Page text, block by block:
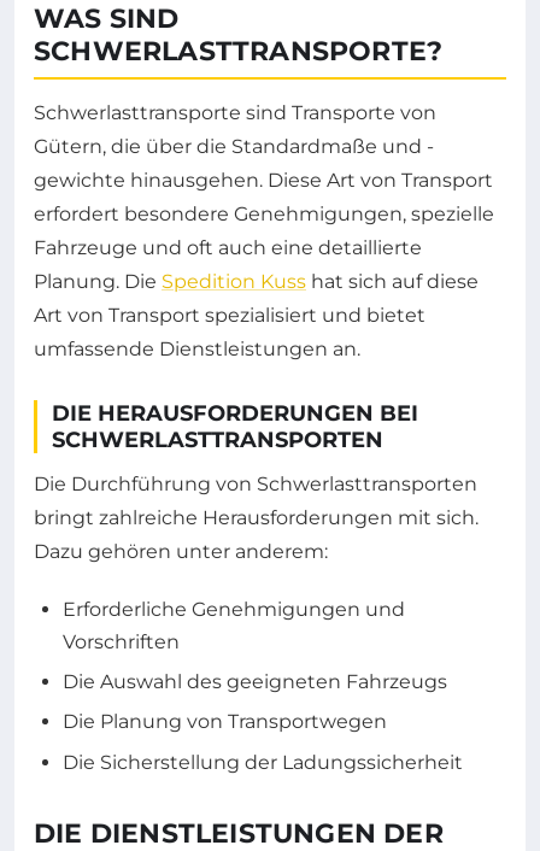
WAS SIND
SCHWERLASTTRANSPORTE?
Schwerlasttransporte sind Transporte von
Gütern, die über die Standardmaße und -
gewichte hinausgehen. Diese Art von Transport
erfordert besondere Genehmigungen, spezielle
Fahrzeuge und oft auch eine detaillierte
Planung. Die Spedition Kuss hat sich auf diese
Art von Transport spezialisiert und bietet
umfassende Dienstleistungen an.
DIE HERAUSFORDERUNGEN BEI
SCHWERLASTTRANSPORTEN
Die Durchführung von Schwerlasttransporten
bringt zahlreiche Herausforderungen mit sich.
Dazu gehören unter anderem:
Erforderliche Genehmigungen und
Vorschriften
Die Auswahl des geeigneten Fahrzeugs
Die Planung von Transportwegen
Die Sicherstellung der Ladungssicherheit
DIE DIENSTLEISTUNGEN DER